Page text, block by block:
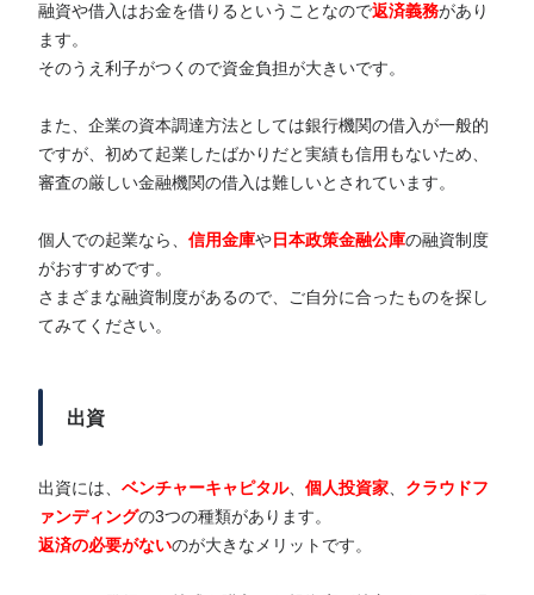
融資や借入はお金を借りるということなので返済義務があり
ます。
そのうえ利子がつくので資金負担が大きいです。
また、企業の資本調達方法としては銀行機関の借入が一般的
ですが、初めて起業したばかりだと実績も信用もないため、
審査の厳しい金融機関の借入は難しいとされています。
個人での起業なら、 信用金庫や 日本政策金融公庫の融資制度
がおすすめです。
さまざまな融資制度があるので、ご自分に合ったものを探し
てみてください。
出資
出資には、 ベンチャーキャピタル、 個人投資家
クラウドフ
ァンディングの3つの種類があります。
返済の必要がないのが大きなメリットです。